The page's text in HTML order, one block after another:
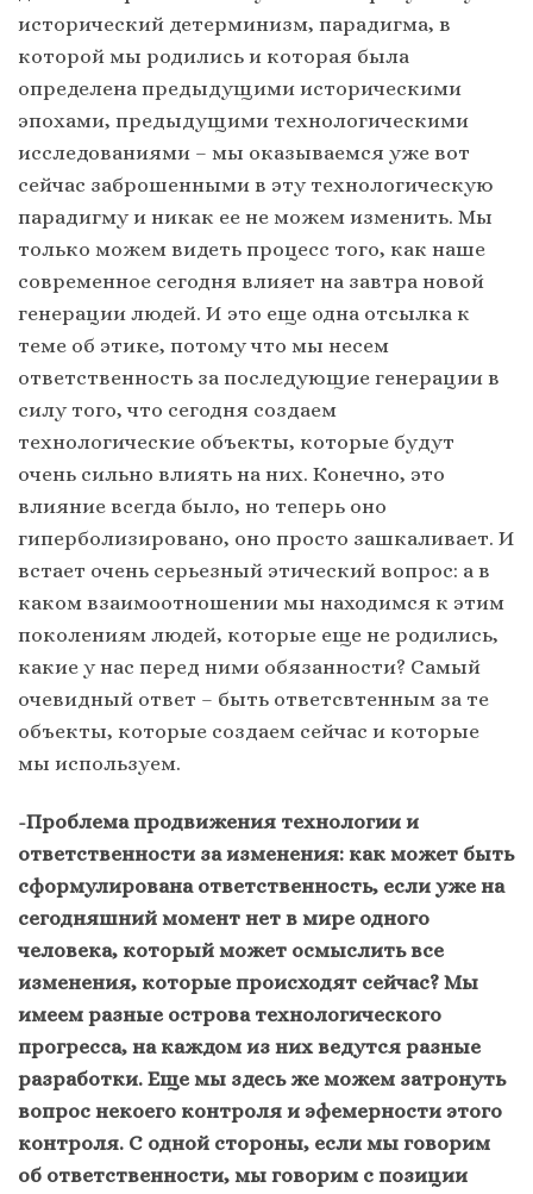
исторический детерминизм, парадигма, в
которой мы родились и которая была
определена предыдущими историческими
эпохами, предыдущими технологическими
исследованиями – мы оказываемся уже вот
сейчас заброшенными в эту технологическую
парадигму и никак ее не можем изменить. Мы
только можем видеть процесс того, как наше
современное сегодня влияет на завтра новой
генерации людей. И это еще одна отсылка к
теме об этике, потому что мы несем
ответственность за последующие генерации в
силу того, что сегодня создаем
технологические объекты, которые будут
очень сильно влиять на них. Конечно, это
влияние всегда было, но теперь оно
гиперболизировано, оно просто зашкаливает. И
встает очень серьезный этический вопрос: а в
каком взаимоотношении мы находимся к этим
поколениям людей, которые еще не родились,
какие у нас перед ними обязанности? Самый
очевидный ответ – быть ответсвтенным за те
объекты, которые создаем сейчас и которые
мы используем.
-Проблема продвижения технологии и
ответственности за изменения: как может быть
сформулирована ответственность, если уже на
сегодняшний момент нет в мире одного
человека, который может осмыслить все
изменения, которые происходят сейчас? Мы
имеем разные острова технологического
прогресса, на каждом из них ведутся разные
разработки. Еще мы здесь же можем затронуть
вопрос некоего контроля и эфемерности этого
контроля. С одной стороны, если мы говорим
об ответственности, мы говорим с позиции